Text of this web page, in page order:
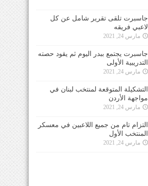
جاسبرت تلقى تقرير شامل عن كل
لاعبي فريقه
مارس 24, 2021
جاسبرت يجتمع ببدر اليوم ثم يقود حصته
التدريبية الأولى
مارس 24, 2021
التشكيلة المتوقعة لمنتخب لبنان في
مواجهة الأردن
مارس 24, 2021
التزام تام من جميع اللاعبين في معسكر
المنتخب الأول
مارس 24, 2021